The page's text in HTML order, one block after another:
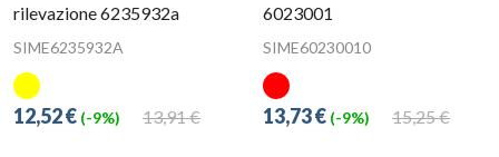
rilevazione 6235932a
SIME6235932A
13,91 €
12,52 € (-9%)
6023001
SIME60230010
15,25 €
13,73 € (-9%)